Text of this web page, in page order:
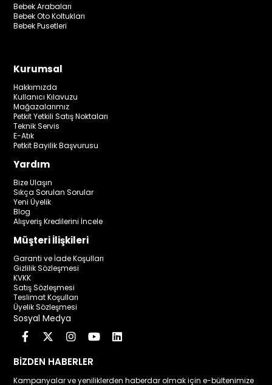
Bebek Arabaları
Bebek Oto Koltukları
Bebek Pusetleri
Kurumsal
Hakkımızda
Kullanıcı Kılavuzu
Mağazalarımız
Petkit Yetkili Satış Noktaları
Teknik Servis
E-Atık
Petkit Bayilik Başvurusu
Yardım
Bize Ulaşın
Sıkça Sorulan Sorular
Yeni Üyelik
Blog
Alışveriş Kredilerini İncele
Müşteri İlişkileri
Garanti ve İade Koşulları
Gizlilik Sözleşmesi
KVKK
Satış Sözleşmesi
Teslimat Koşulları
Üyelik Sözleşmesi
Sosyal Medya
BİZDEN HABERLER
Kampanyalar ve yeniliklerden haberdar olmak için e-bültenimize